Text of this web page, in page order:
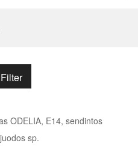
Filter